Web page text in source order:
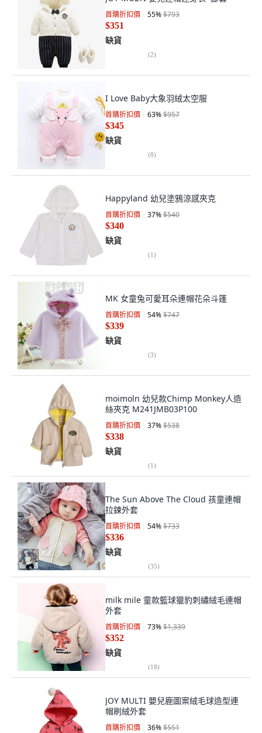
首購折扣價 55%$793
$351
缺貨
(2)
I Love Baby大象羽絨太空服
首購折扣價 63%$957
$345
缺貨
(8)
Happyland 幼兒塗鴉涼感夾克
首購折扣價 37%$540
$340
缺貨
(1)
MK 女童兔可愛耳朵連帽花朵斗篷
首購折扣價 54%$747
$339
缺貨
(3)
moimoln 幼兒款Chimp Monkey人造
絲夾克 M241JMB03P100
首購折扣價 37%$538
$338
缺貨
(1)
The Sun Above The Cloud 孩童連帽
拉鍊外套
首購折扣價 54%$733
$336
缺貨
(35)
milk mile 童款籃球獵豹刺繡絨毛連帽
外套
首購折扣價 73%$1,339
$352
缺貨
(18)
JOY MULTI 嬰兒鹿圖案絨毛球造型連
帽刷絨外套
首購折扣價 36%$551